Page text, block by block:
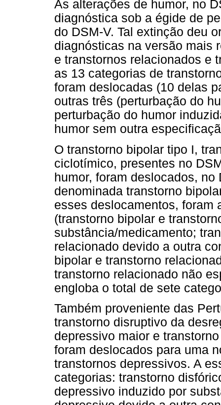
As alterações de humor, no
diagnóstica sob a égide de
do DSM-V. Tal extinção deu
diagnósticas na versão mais
e transtornos relacionados e
as 13 categorias de
foram deslocadas (10 delas
outras três (perturbação do
perturbação do humor
humor sem outra
O transtorno bipolar tipo I,
ciclotímico, presentes no
humor, foram deslocados,
denominada transtorno
esses deslocamentos, foram
(transtorno bipolar e
substância/medicamento;
relacionado devido a outra
bipolar e transtorno
transtorno relacionado não
engloba o total de sete
Também proveniente das
transtorno disruptivo da
depressivo maior e
foram deslocados para uma
transtornos depressivos. A
categorias: transtorno
depressivo induzido por